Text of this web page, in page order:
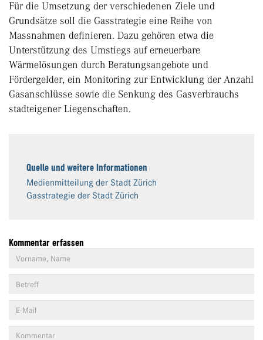
Für die Umsetzung der verschiedenen Ziele und
Grundsätze soll die Gasstrategie eine Reihe von
Massnahmen definieren. Dazu gehören etwa die
Unterstützung des Umstiegs auf erneuerbare
Wärmelösungen durch Beratungsangebote und
Fördergelder, ein Monitoring zur Entwicklung der Anzahl
Gasanschlüsse sowie die Senkung des Gasverbrauchs
stadteigener Liegenschaften.
Quelle und weitere Informationen
Medienmitteilung der Stadt Zürich
Gasstrategie der Stadt Zürich
Kommentar erfassen